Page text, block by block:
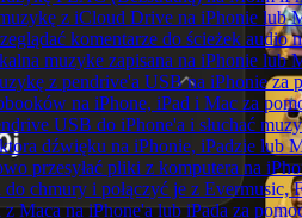
z iCloud Drive na iPhonie lub
komentarze do ścieżek
muzyke zapisana na iPhonie lub
z pendrive'a USB na iPhonie
na iPhone, iPad i Mac za
USB do iPhone'a i słuchać
dźwięku na iPhonie, iPadzie lub
przesyłać pliki z komputera na
do chmury i połączyć je z Evermusic,
z Maca na iPhone'a lub iPada za